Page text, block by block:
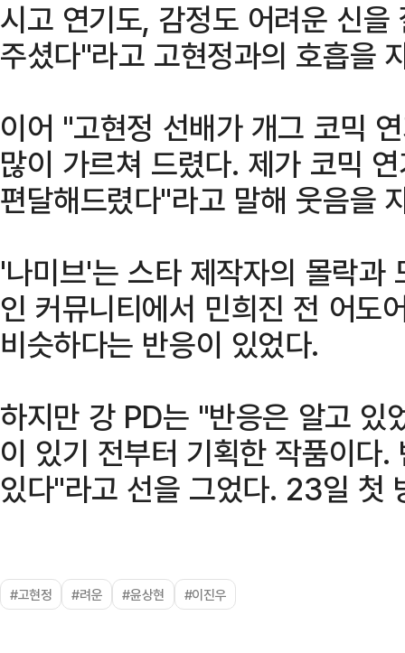
시고 연기도, 감정도 어려운 신
주셨다"라고 고현정과의 호흡을
이어 "고현정 선배가 개그 코믹
많이 가르쳐 드렸다. 제가 코믹
편달해드렸다"라고 말해 웃음을
'나미브'는 스타 제작자의 몰락과
인 커뮤니티에서 민희진 전 어도
비슷하다는 반응이 있었다.
하지만 강 PD는 "반응은 알고 있
이 있기 전부터 기획한 작품이다
있다"라고 선을 그었다. 23일 첫
#고현정 #려운 #윤상현 #이진우